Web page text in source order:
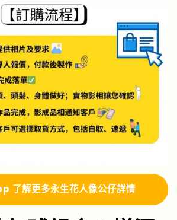
了解更多永生花人像公仔詳情